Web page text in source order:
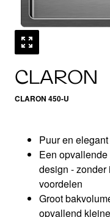
CLARON
CLARON 450-U
1 0
Puur en
Een
design -
voordelen
Groot
opvallend